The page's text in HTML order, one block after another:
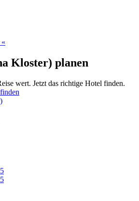
Kloster) planen
wert. Jetzt das richtige Hotel finden.